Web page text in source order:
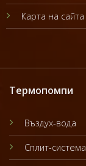
Карта на сайта
Термопомпи
Въздух-вода
Сплит-система